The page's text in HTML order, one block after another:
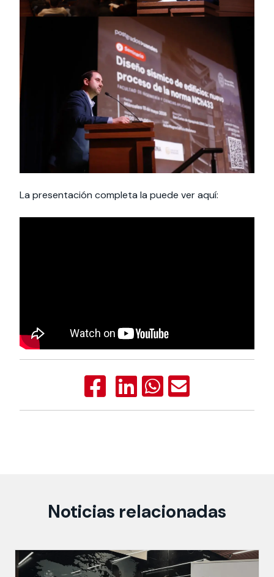
La presentación completa la puede ver aquí:
Noticias relacionadas